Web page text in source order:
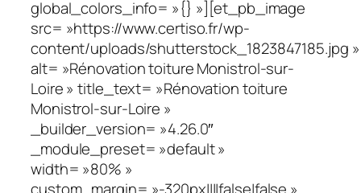
global_colors_info= »{} »][et_pb_image
src= »https://www.certiso.fr/wp-
content/uploads/shutterstock_1823847185.jpg »
alt= »Rénovation toiture Monistrol-sur-
Loire » title_text= »Rénovation toiture
Monistrol-sur-Loire »
_builder_version= »4.26.0″
_module_preset= »default »
width= »80% »